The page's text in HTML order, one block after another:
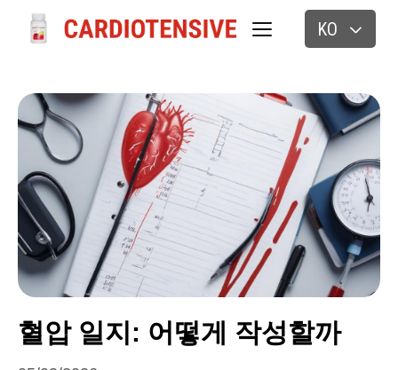
KO
혈압 일지: 어떻게 작성할까